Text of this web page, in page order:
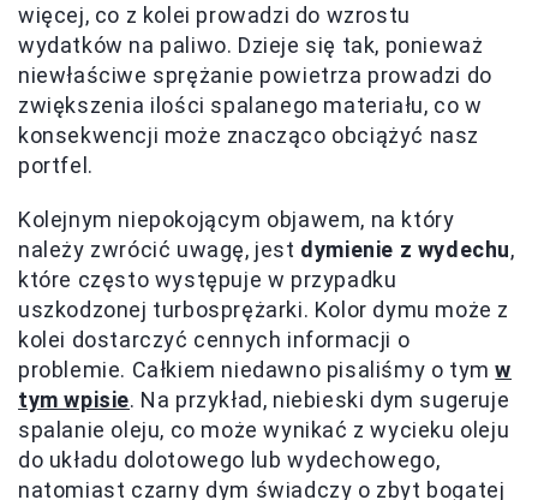
więcej, co z kolei prowadzi do wzrostu
wydatków na paliwo. Dzieje się tak, ponieważ
niewłaściwe sprężanie powietrza prowadzi do
zwiększenia ilości spalanego materiału, co w
konsekwencji może znacząco obciążyć nasz
portfel.
Kolejnym niepokojącym objawem, na który
należy zwrócić uwagę, jest dymienie z wydechu,
które często występuje w przypadku
uszkodzonej turbosprężarki. Kolor dymu może z
kolei dostarczyć cennych informacji o
problemie. Całkiem niedawno pisaliśmy o tymw
tym wpisie. Na przykład, niebieski dym sugeruje
spalanie oleju, co może wynikać z wycieku oleju
do układu dolotowego lub wydechowego,
natomiast czarny dym świadczy o zbyt bogatej